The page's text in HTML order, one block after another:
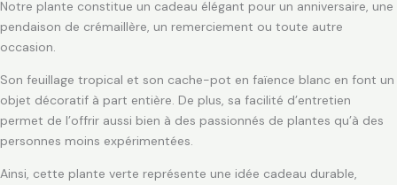
Notre plante constitue un cadeau élégant pour un anniversaire, une
pendaison de crémaillère, un remerciement ou toute autre
occasion.
Son feuillage tropical et son cache-pot en faïence blanc en font un
objet décoratif à part entière. De plus, sa facilité d’entretien
permet de l’offrir aussi bien à des passionnés de plantes qu’à des
personnes moins expérimentées.
Ainsi, cette plante verte représente une idée cadeau durable,